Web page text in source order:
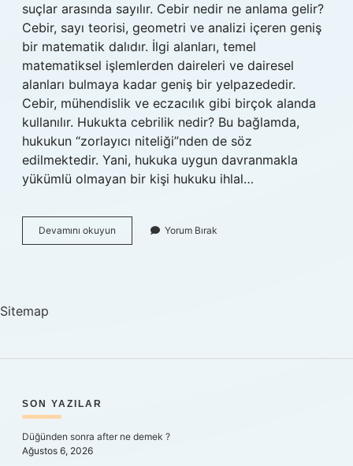
suçlar arasında sayılır. Cebir nedir ne anlama gelir?
Cebir, sayı teorisi, geometri ve analizi içeren geniş
bir matematik dalıdır. İlgi alanları, temel
matematiksel işlemlerden daireleri ve dairesel
alanları bulmaya kadar geniş bir yelpazededir.
Cebir, mühendislik ve eczacılık gibi birçok alanda
kullanılır. Hukukta cebrilik nedir? Bu bağlamda,
hukukun “zorlayıcı niteliği”nden de söz
edilmektedir. Yani, hukuka uygun davranmakla
yükümlü olmayan bir kişi hukuku ihlal…
Devamını okuyun
Ne
Yorum Bırak
Sitemap
SIDEBAR
SON YAZILAR
Düğünden sonra after ne demek ?
Ağustos 6, 2026